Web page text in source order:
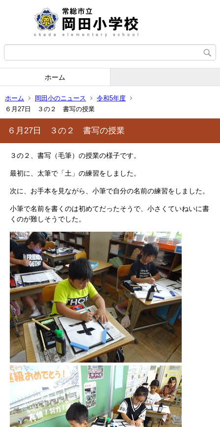
ホーム
ホーム 岡田小のニュース
令和5年度
６月27日 ３の２ 書写の授業
６月27日 ３の２ 書写の授業
３の２、書写（毛筆）の授業の様子です。
最初に、太筆で「土」の練習をしました。
次に、お手本を見ながら、小筆で自分の名前の練習をしました。
小筆で名前を書くのは初めてだったそうで、小さくていねいに書
くのが難しそうでした。